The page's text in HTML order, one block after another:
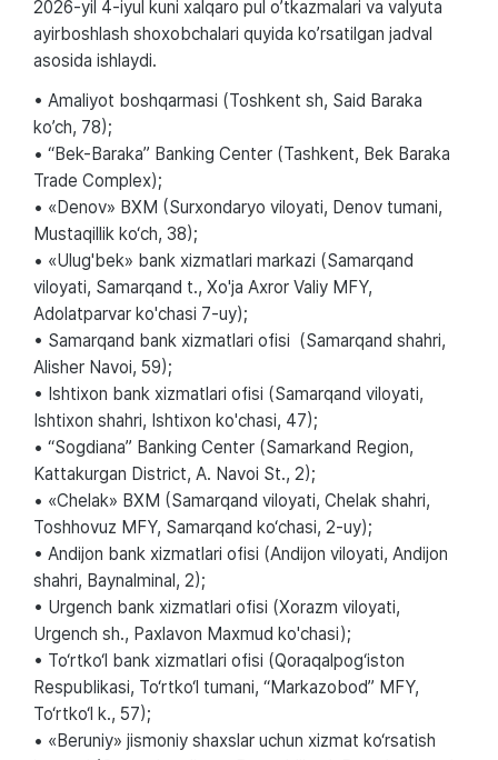
2026-yil 4-iyul kuni xalqaro pul o’tkazmalari va valyuta
ayirboshlash shoxobchalari quyida ko’rsatilgan jadval
asosida ishlaydi.
• Amaliyot boshqarmasi (Toshkent sh, Said Baraka
ko’ch, 78);
• “Bek-Baraka” Banking Center (Tashkent, Bek Baraka
Trade Complex);
• «Denov» BXM (Surxondaryo viloyati, Denov tumani,
Mustaqillik ko‘ch, 38);
• «Ulug'bek» bank xizmatlari markazi (Samarqand
viloyati, Samarqand t., Xo'ja Axror Valiy MFY,
Adolatparvar ko'chasi 7-uy);
• Samarqand bank xizmatlari ofisi (Samarqand shahri,
Alisher Navoi, 59);
• Ishtixon bank xizmatlari ofisi (Samarqand viloyati,
Ishtixon shahri, Ishtixon ko'chasi, 47);
• “Sogdiana” Banking Center (Samarkand Region,
Kattakurgan District, A. Navoi St., 2);
• «Chelak» BXM (Samarqand viloyati, Chelak shahri,
Toshhovuz MFY, Samarqand ko‘chasi, 2-uy);
• Andijon bank xizmatlari ofisi (Andijon viloyati, Andijon
shahri, Baynalminal, 2);
• Urgench bank xizmatlari ofisi (Xorazm viloyati,
Urgench sh., Paxlavon Maxmud ko'chasi);
• To‘rtko‘l bank xizmatlari ofisi (Qoraqalpog‘iston
Respublikasi, To‘rtko‘l tumani, “Markazobod” MFY,
To‘rtko‘l k., 57);
• «Beruniy» jismoniy shaxslar uchun xizmat ko‘rsatish